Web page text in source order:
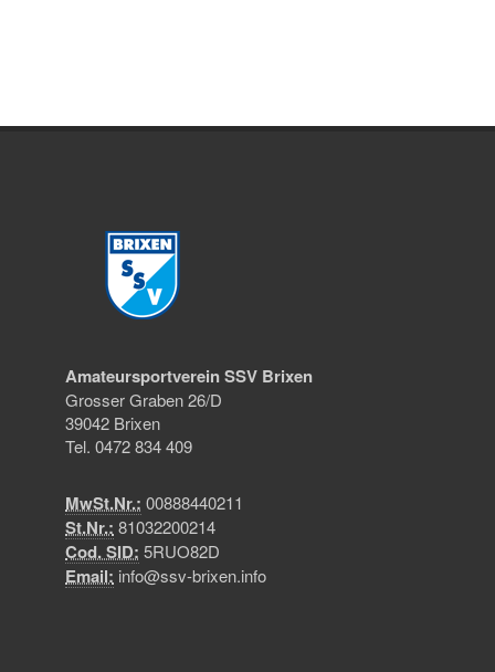
Amateursportverein SSV Brixen
Grosser Graben 26/D
39042 Brixen
Tel. 0472 834 409
MwSt.Nr.: 00888440211
St.Nr.: 81032200214
Cod. SID: 5RUO82D
Email: info@ssv-brixen.info